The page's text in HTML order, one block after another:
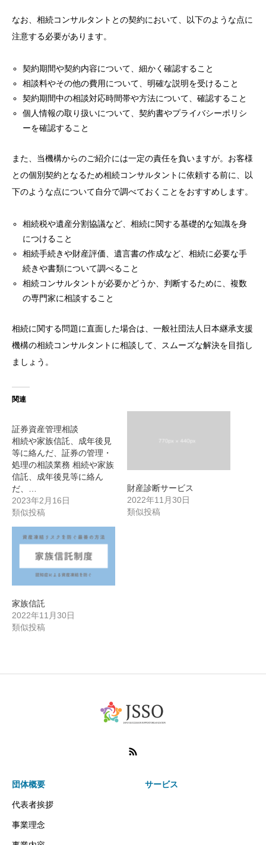
なお、相続コンサルタントとの契約において、以下のような点に
注意する必要があります。
契約期間や契約内容について、細かく確認すること
相談料やその他の費用について、明確な説明を受けること
契約期間中の相談対応時間帯や方法について、確認すること
個人情報の取り扱いについて、契約書やプライバシーポリシ
ーを確認すること
また、当機構からのご紹介には一定の責任を負いますが。お客様
との個別契約となるため相続コンサルタントに依頼する前に、以
下のような点について自分で調べておくことをおすすめします。
相続税や遺産分割協議など、相続に関する基礎的な知識を身
につけること
相続手続きや財産評価、遺言書の作成など、相続に必要な手
続きや書類について調べること
相続コンサルタントが必要かどうか、判断するために、複数
の専門家に相談すること
相続に関する問題に直面した場合は、一般社団法人日本継承支援
機構の相続コンサルタントに相談して、スムーズな解決を目指し
ましょう。
関連
証券資産管理相談
相続や家族信託、成年後見
等に絡んだ、証券の管理・
処理の相談業務 相続や家族
信託、成年後見等に絡ん
だ、…
2023年2月16日
類似投稿
財産診断サービス
2022年11月30日
類似投稿
家族信託
2022年11月30日
類似投稿
団体概要
代表者挨拶
事業理念
サービス